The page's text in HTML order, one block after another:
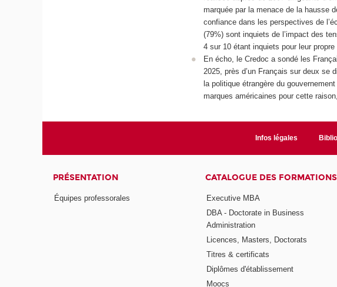
marquée par la menace de la hausse
confiance dans les perspectives de
(79%) sont inquiets de l’impact des
4 sur 10 étant inquiets pour leur propre
En écho, le Credoc a sondé les
2025, près d’un Français sur deux se
la politique étrangère du
marques américaines pour cette
Infos légales
PRÉSENTATION
Équipes professorales
CATALOGUE DES FORMATIONS
Executive MBA
DBA - Doctorate in Business
Administration
Licences, Masters, Doctorats
Titres & certificats
Diplômes d'établissement
Moocs